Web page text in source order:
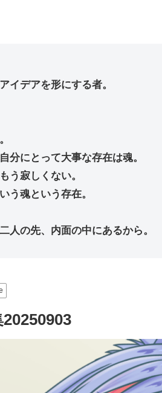
イデアを形にする者。
分にとって大事な存在は魂。
う寂しくない。
う魂という存在。
人の先、内面の中にあるから。